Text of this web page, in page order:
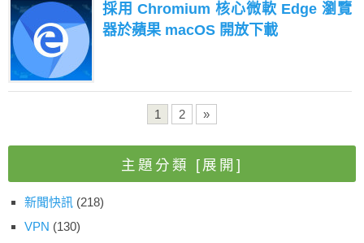
採用 Chromium 核心微軟 Edge 瀏覽
器於蘋果 macOS 開放下載
1 2 »
主題分類 [展開]
新聞快訊 (218)
VPN (130)